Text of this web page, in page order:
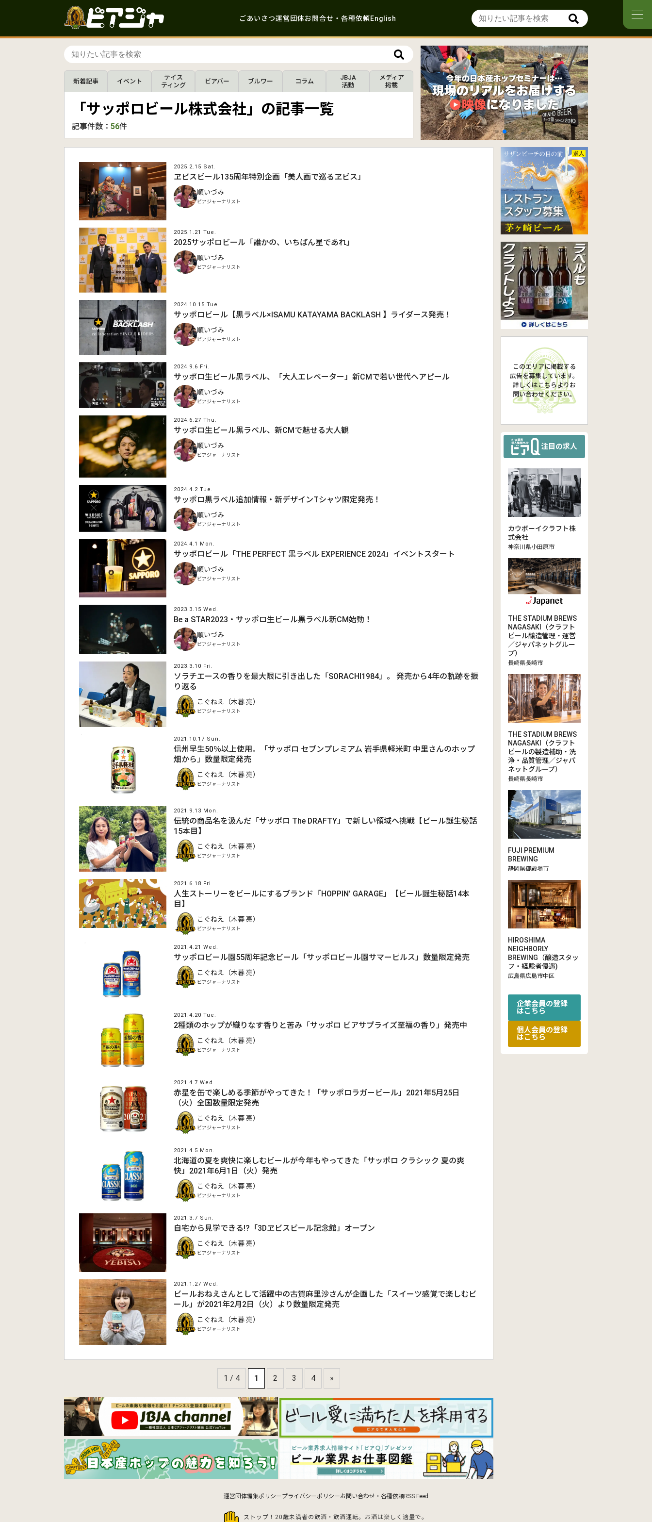
ごあいさつ運営団体お問合せ・各種依頼English
新着記事 イベント
テイス
ティング
ビアバー ブルワー コラム
JBJA
活動
メディア
掲載
「サッポロビール株式会社」の記事一覧
記事件数： 56件
2025.2.15 Sat.
ヱビスビール135周年特別企画「美人画で巡るヱビス」
順いづみ
ビアジャーナリスト
2025.1.21 Tue.
2025サッポロビール「誰かの、いちばん星であれ」
順いづみ
ビアジャーナリスト
2024.10.15 Tue.
サッポロビール【黒ラベル×ISAMU KATAYAMA BACKLASH 】ライダース発売！
順いづみ
ビアジャーナリスト
2024.9.6 Fri.
サッポロ生ビール黒ラベル、「大人エレベーター」新CMで若い世代へアピール
順いづみ
ビアジャーナリスト
2024.6.27 Thu.
サッポロ生ビール黒ラベル、新CMで魅せる大人観
順いづみ
ビアジャーナリスト
2024.4.2 Tue.
サッポロ黒ラベル追加情報・新デザインTシャツ限定発売！
順いづみ
ビアジャーナリスト
2024.4.1 Mon.
サッポロビール「THE PERFECT 黒ラベル EXPERIENCE 2024」イベントスタート
順いづみ
ビアジャーナリスト
2023.3.15 Wed.
Be a STAR2023・サッポロ生ビール黒ラベル新CM始動！
順いづみ
ビアジャーナリスト
2023.3.10 Fri.
ソラチエースの香りを最大限に引き出した「SORACHI1984」。 発売から4年の軌跡を振
り返る
こぐねえ（木暮 亮）
ビアジャーナリスト
2021.10.17 Sun.
信州早生50％以上使用。「サッポロ セブンプレミアム 岩手県軽米町 中里さんのホップ
畑から」数量限定発売
こぐねえ（木暮 亮）
ビアジャーナリスト
2021.9.13 Mon.
伝統の商品名を汲んだ「サッポロ The DRAFTY」で新しい領域へ挑戦【ビール誕生秘話
15本目】
こぐねえ（木暮 亮）
ビアジャーナリスト
2021.6.18 Fri.
人生ストーリーをビールにするブランド「HOPPIN’ GARAGE」【ビール誕生秘話14本
目】
こぐねえ（木暮 亮）
ビアジャーナリスト
2021.4.21 Wed.
サッポロビール園55周年記念ビール「サッポロビール園サマーピルス」数量限定発売
こぐねえ（木暮 亮）
ビアジャーナリスト
2021.4.20 Tue.
2種類のホップが織りなす香りと苦み「サッポロ ビアサプライズ至福の香り」発売中
こぐねえ（木暮 亮）
ビアジャーナリスト
2021.4.7 Wed.
赤星を缶で楽しめる季節がやってきた！「サッポロラガービール」2021年5月25日
（火）全国数量限定発売
こぐねえ（木暮 亮）
ビアジャーナリスト
2021.4.5 Mon.
北海道の夏を爽快に楽しむビールが今年もやってきた「サッポロ クラシック 夏の爽
快」2021年6月1日（火）発売
こぐねえ（木暮 亮）
ビアジャーナリスト
2021.3.7 Sun.
自宅から見学できる!?「3Dヱビスビール記念館」オープン
こぐねえ（木暮 亮）
ビアジャーナリスト
2021.1.27 Wed.
ビールおねえさんとして活躍中の古賀麻里沙さんが企画した「スイーツ感覚で楽しむビ
ール」が2021年2月2日（火）より数量限定発売
こぐねえ（木暮 亮）
ビアジャーナリスト
1 / 4 1 2 3 4 »
このエリアに掲載する
広告を募集しています。
詳しくは こちらより お
問い合わせください。
注目の求人
カウボーイクラフト株
式会社
神奈川県小田原市
THE STADIUM BREWS
NAGASAKI（クラフト
ビール醸造管理・運営
／ジャパネットグルー
プ）
長崎県長崎市
THE STADIUM BREWS
NAGASAKI（クラフト
ビールの製造補助・洗
浄・品質管理／ジャパ
ネットグループ）
長崎県長崎市
FUJI PREMIUM
BREWING
静岡県御殿場市
HIROSHIMA
NEIGHBORLY
BREWING（醸造スタッ
フ・経験者優遇)
広島県広島市中区
企業会員の登録
はこちら
個人会員の登録
はこちら
運営団体編集ポリシープライバシーポリシーお問い合わせ・各種依頼RSS Feed
ストップ！20歳未満者の飲酒・飲酒運転。お酒は楽しく適量で。